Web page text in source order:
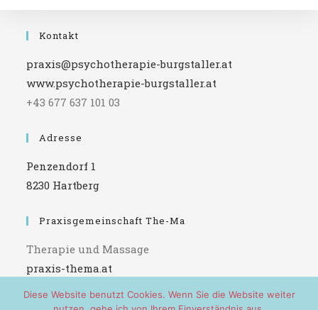
Kontakt
praxis@psychotherapie-burgstaller.at
www.psychotherapie-burgstaller.at
+43 677 637 101 03
Adresse
Penzendorf 1
8230 Hartberg
Praxisgemeinschaft The-Ma
Therapie und Massage
praxis-thema.at
Diese Website benutzt Cookies. Wenn Sie die Website weiter